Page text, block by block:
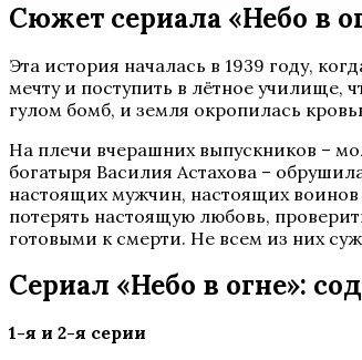
Сюжет сериала «Небо в
Эта история началась в 1939 году,
мечту и поступить в лётное училище,
гулом бомб, и земля окропилась
На плечи вчерашних выпускников –
богатыря Василия Астахова –
настоящих мужчин, настоящих воинов
потерять настоящую любовь,
готовыми к смерти. Не всем из них
Сериал «Небо в огне»:
1-я и 2-я серии